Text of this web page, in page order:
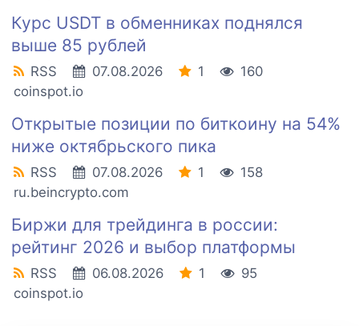
Курс USDT в обменниках поднялся
выше 85 рублей
RSS 07.08.2026 1
160
coinspot.io
Открытые позиции по биткоину на 54%
ниже октябрьского пика
RSS 07.08.2026 1
158
ru.beincrypto.com
Биржи для трейдинга в россии:
рейтинг 2026 и выбор платформы
RSS 06.08.2026 1
95
coinspot.io